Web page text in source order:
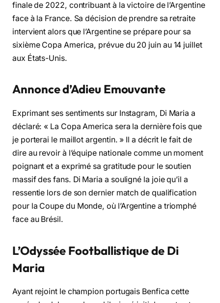
finale de 2022, contribuant à la victoire de l’Argentine
face à la France. Sa décision de prendre sa retraite
intervient alors que l’Argentine se prépare pour sa
sixième Copa America, prévue du 20 juin au 14 juillet
aux États-Unis.
Annonce d’Adieu Emouvante
Exprimant ses sentiments sur Instagram, Di Maria a
déclaré: « La Copa America sera la dernière fois que
je porterai le maillot argentin. » Il a décrit le fait de
dire au revoir à l’équipe nationale comme un moment
poignant et a exprimé sa gratitude pour le soutien
massif des fans. Di Maria a souligné la joie qu’il a
ressentie lors de son dernier match de qualification
pour la Coupe du Monde, où l’Argentine a triomphé
face au Brésil.
L’Odyssée Footballistique de Di
Maria
Ayant rejoint le champion portugais Benfica cette